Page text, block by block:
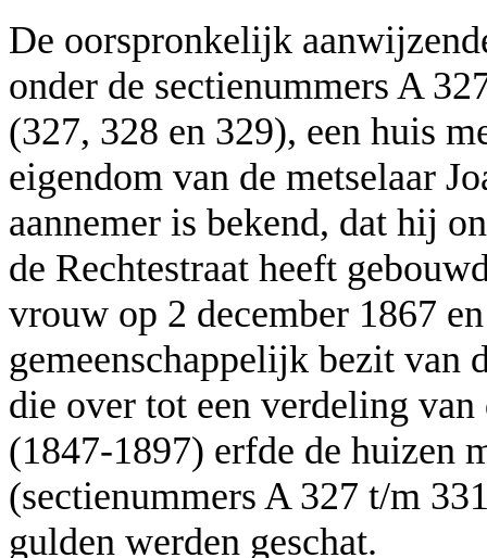
De oorspronkelijk
onder de sectienummers A
(327, 328 en 329), een huis
eigendom van de metselaar
aannemer is bekend, dat hij
de Rechtestraat heeft
vrouw op 2 december 1867
gemeenschappelijk bezit van
die over tot een verdeling
(1847-1897) erfde de huizen
(sectienummers A 327 t/m
gulden werden geschat.